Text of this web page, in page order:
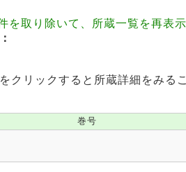
を取り除いて、所蔵一覧を再表
クリックすると所蔵詳細をみる
巻号